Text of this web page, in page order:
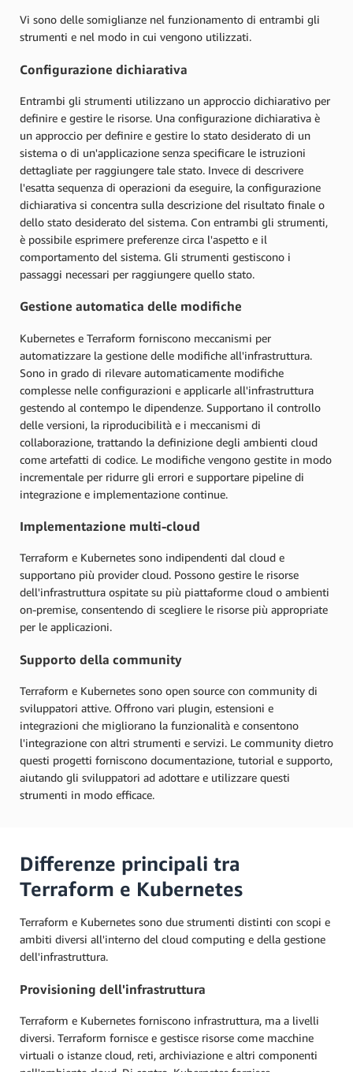
Vi sono delle somiglianze nel funzionamento di entrambi gli
strumenti e nel modo in cui vengono utilizzati.
Configurazione dichiarativa
Entrambi gli strumenti utilizzano un approccio dichiarativo per
definire e gestire le risorse. Una configurazione dichiarativa è
un approccio per definire e gestire lo stato desiderato di un
sistema o di un'applicazione senza specificare le istruzioni
dettagliate per raggiungere tale stato. Invece di descrivere
l'esatta sequenza di operazioni da eseguire, la configurazione
dichiarativa si concentra sulla descrizione del risultato finale o
dello stato desiderato del sistema. Con entrambi gli strumenti,
è possibile esprimere preferenze circa l'aspetto e il
comportamento del sistema. Gli strumenti gestiscono i
passaggi necessari per raggiungere quello stato.
Gestione automatica delle modifiche
Kubernetes e Terraform forniscono meccanismi per
automatizzare la gestione delle modifiche all'infrastruttura.
Sono in grado di rilevare automaticamente modifiche
complesse nelle configurazioni e applicarle all'infrastruttura
gestendo al contempo le dipendenze. Supportano il controllo
delle versioni, la riproducibilità e i meccanismi di
collaborazione, trattando la definizione degli ambienti cloud
come artefatti di codice. Le modifiche vengono gestite in modo
incrementale per ridurre gli errori e supportare pipeline di
integrazione e implementazione continue.
Implementazione multi-cloud
Terraform e Kubernetes sono indipendenti dal cloud e
supportano più provider cloud. Possono gestire le risorse
dell'infrastruttura ospitate su più piattaforme cloud o ambienti
on-premise, consentendo di scegliere le risorse più appropriate
per le applicazioni.
Supporto della community
Terraform e Kubernetes sono open source con community di
sviluppatori attive. Offrono vari plugin, estensioni e
integrazioni che migliorano la funzionalità e consentono
l'integrazione con altri strumenti e servizi. Le community dietro
questi progetti forniscono documentazione, tutorial e supporto,
aiutando gli sviluppatori ad adottare e utilizzare questi
strumenti in modo efficace.
Differenze principali tra
Terraform e Kubernetes
Terraform e Kubernetes sono due strumenti distinti con scopi e
ambiti diversi all'interno del cloud computing e della gestione
dell'infrastruttura.
Provisioning dell'infrastruttura
Terraform e Kubernetes forniscono infrastruttura, ma a livelli
diversi. Terraform fornisce e gestisce risorse come macchine
virtuali o istanze cloud, reti, archiviazione e altri componenti